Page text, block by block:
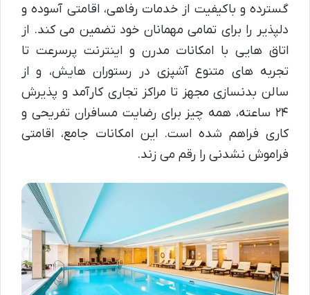
گسترده و باکیفیت از خدمات رفاهی، اقامتی آسوده و
دلپذیر را برای تمامی مهمانان خود تضمین می کند. از
اتاق هایی با امکانات مدرن و اینترنت پرسرعت تا
تجربه های متنوع آشپزی در رستوران هایش، و از
سالن بدنسازی مجهز تا مراکز تجاری کارآمد و پذیرش
۲۴ ساعته، همه چیز برای رضایت مسافران تفریحی و
کاری فراهم شده است. این امکانات جامع، اقامتی
فراموش نشدنی را رقم می زند.